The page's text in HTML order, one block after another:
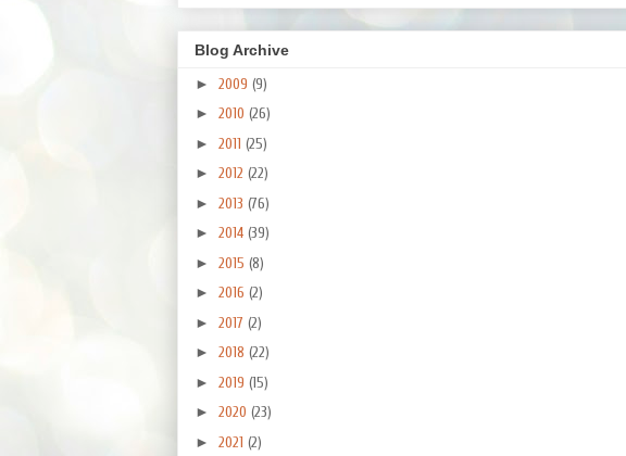
Blog Archive
► 2009 (9)
► 2010 (26)
► 2011 (25)
► 2012 (22)
► 2013 (76)
► 2014 (39)
► 2015 (8)
► 2016 (2)
► 2017 (2)
► 2018 (22)
► 2019 (15)
► 2020 (23)
► 2021 (2)